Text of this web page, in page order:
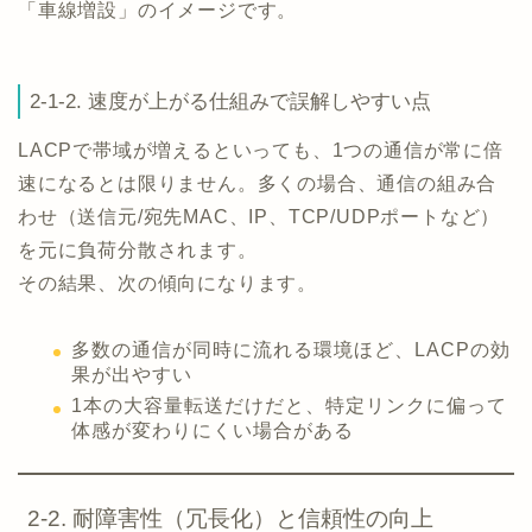
「車線増設」のイメージです。
2-1-2. 速度が上がる仕組みで誤解しやすい点
LACPで帯域が増えるといっても、1つの通信が常に倍
速になるとは限りません。多くの場合、通信の組み合
わせ（送信元/宛先MAC、IP、TCP/UDPポートなど）
を元に負荷分散されます。
その結果、次の傾向になります。
多数の通信が同時に流れる環境ほど、LACPの効
果が出やすい
1本の大容量転送だけだと、特定リンクに偏って
体感が変わりにくい場合がある
2-2. 耐障害性（冗長化）と信頼性の向上